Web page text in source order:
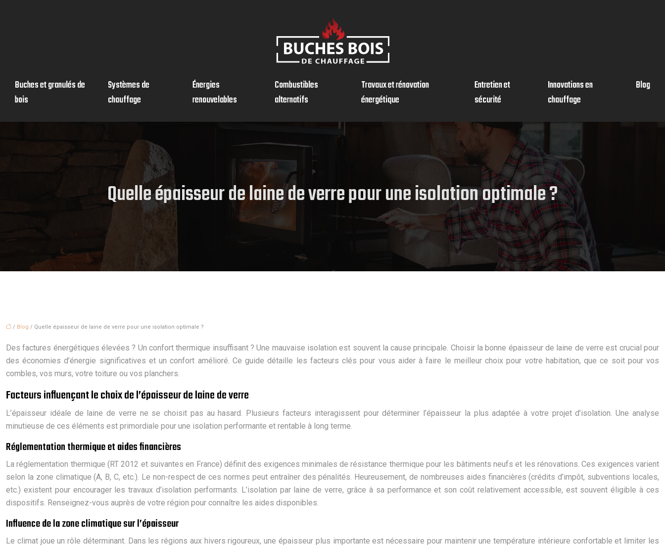
Buches et granulés de
bois
Systèmes de
chauffage
Énergies
renouvelables
Combustibles
alternatifs
Travaux et rénovation
énergétique
Entretien et
sécurité
Innovations en
chauffage
Blog
Quelle épaisseur de laine de verre pour une isolation optimale ?
/ Blog / Quelle épaisseur de laine de verre pour une isolation optimale ?
Des factures énergétiques élevées ? Un confort thermique insuffisant ? Une mauvaise isolation est souvent la cause principale. Choisir la bonne épaisseur de laine de verre est crucial pour
des économies d’énergie significatives et un confort amélioré. Ce guide détaille les facteurs clés pour vous aider à faire le meilleur choix pour votre habitation, que ce soit pour vos
combles, vos murs, votre toiture ou vos planchers.
Facteurs influençant le choix de l’épaisseur de laine de verre
L’épaisseur idéale de laine de verre ne se choisit pas au hasard. Plusieurs facteurs interagissent pour déterminer l’épaisseur la plus adaptée à votre projet d’isolation. Une analyse
minutieuse de ces éléments est primordiale pour une isolation performante et rentable à long terme.
Réglementation thermique et aides financières
La réglementation thermique (RT 2012 et suivantes en France) définit des exigences minimales de résistance thermique pour les bâtiments neufs et les rénovations. Ces exigences varient
selon la zone climatique (A, B, C, etc.). Le non-respect de ces normes peut entraîner des pénalités. Heureusement, de nombreuses aides financières (crédits d’impôt, subventions locales,
etc.) existent pour encourager les travaux d’isolation performants. L’isolation par laine de verre, grâce à sa performance et son coût relativement accessible, est souvent éligible à ces
dispositifs. Renseignez-vous auprès de votre région pour connaître les aides disponibles.
Influence de la zone climatique sur l’épaisseur
Le climat joue un rôle déterminant. Dans les régions aux hivers rigoureux, une épaisseur plus importante est nécessaire pour maintenir une température intérieure confortable et limiter les